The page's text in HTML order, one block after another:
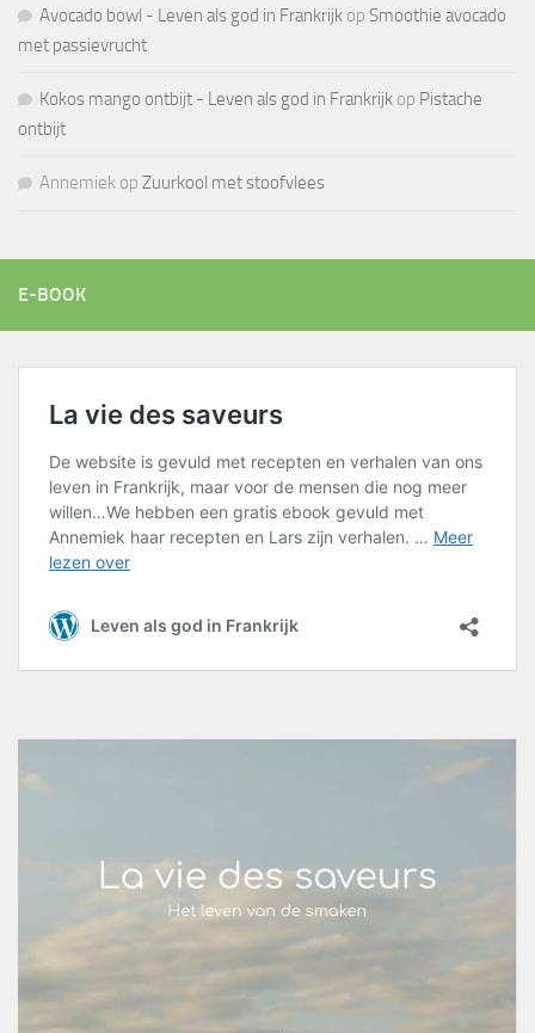
Avocado bowl - Leven als god in Frankrijk op Smoothie avocado
met passievrucht
Kokos mango ontbijt - Leven als god in Frankrijk op Pistache
ontbijt
Annemiek op Zuurkool met stoofvlees
E-BOOK